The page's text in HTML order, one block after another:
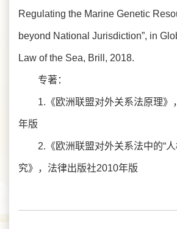
Regulating the Marine Genetic
beyond National Jurisdiction”, in
Law of the Sea, Brill, 2018.
专著：
1.《欧洲联盟对外关系法原理》
年版
2.《欧洲联盟对外关系法中的“
究》，法律出版社2010年版